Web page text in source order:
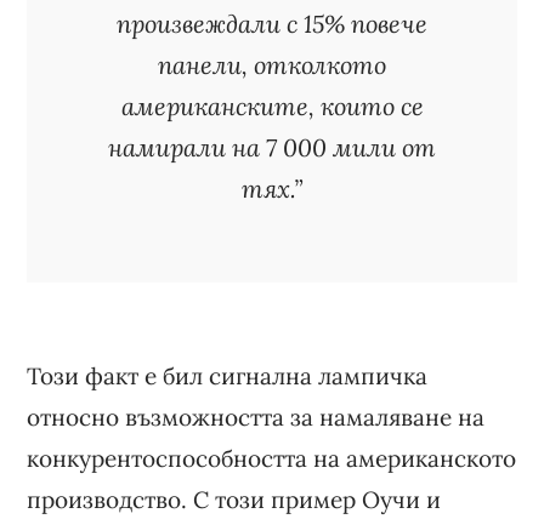
произвеждали с 15% повече
панели, отколкото
американските, които се
намирали на 7 000 мили от
тях.”
Този факт е бил сигнална лампичка
относно възможността за намаляване на
конкурентоспособността на американското
производство. С този пример Оучи и